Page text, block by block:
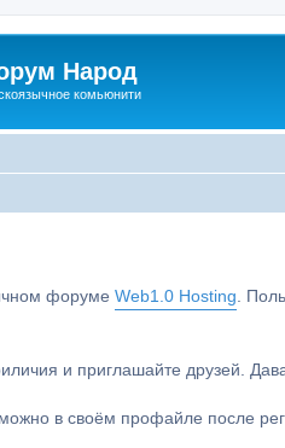
Народ
комьюнити
форуме Web1.0 Hosting .
и приглашайте друзей.
в своём профайле после